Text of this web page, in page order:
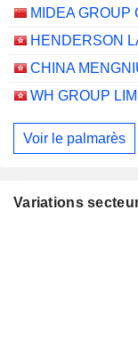
MIDEA GROUP
WH GROUP
Voir le palmarès
Variations